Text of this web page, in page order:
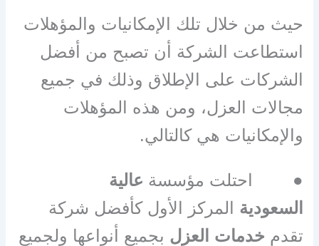
حيث من خلال تلك الإمكانيات والمؤهلات
استطاعت الشركة أن تصبح من أفضل
الشركات على الإطلاق وذلك في جميع
مجالات العزل، ومن هذه المؤهلات
والإمكانيات هي كالتالي.
● احتلت مؤسسة عالية
السعودية المركز الأول كأفضل شركة
تقدم خدمات العزل بجميع أنواعها ولجميع